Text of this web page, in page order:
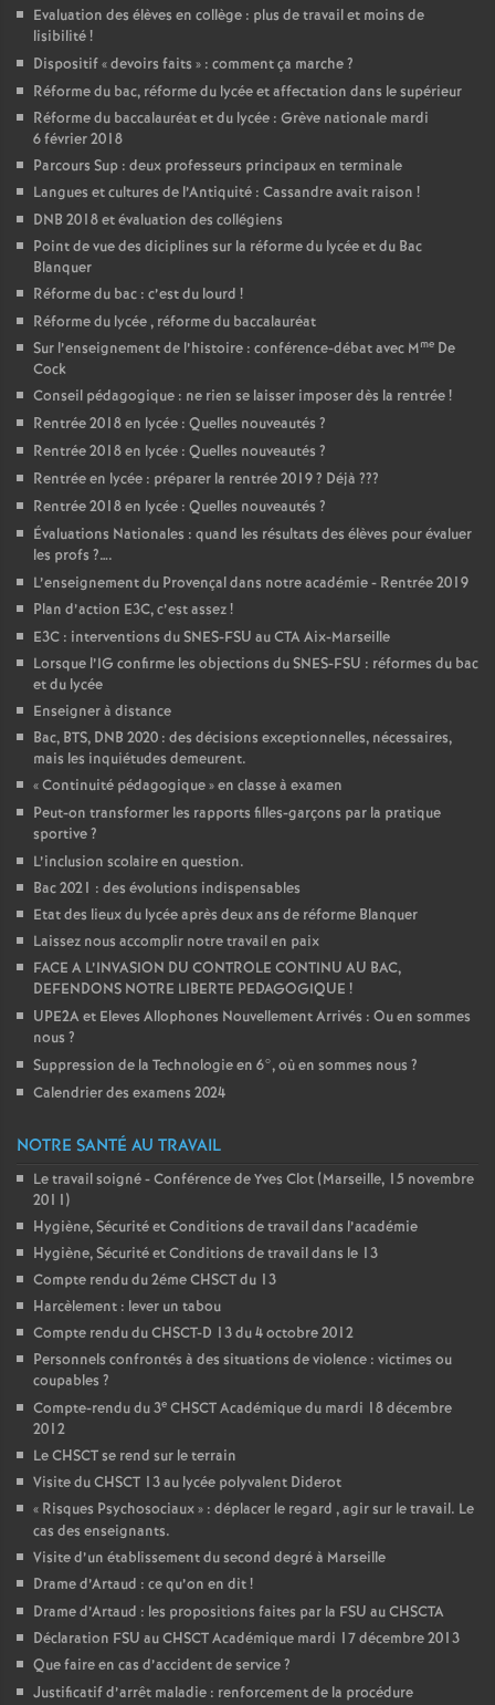
Evaluation des élèves en collège : plus de travail et moins de
lisibilité!
Dispositif «devoirs faits » : comment ça marche?
Réforme du bac, réforme du lycée et affectation dans le supérieur
Réforme du baccalauréat et du lycée : Grève nationale mardi
6 février 2018
Parcours Sup : deux professeurs principaux en terminale
Langues et cultures de l’Antiquité : Cassandre avait raison !
DNB 2018 et évaluation des collégiens
Point de vue des diciplines sur la réforme du lycée et du Bac
Blanquer
Réforme du bac : c’est du lourd !
Réforme du lycée , réforme du baccalauréat
Sur l’enseignement de l’histoire : conférence-débat avec Mme De
Cock
Conseil pédagogique : ne rien se laisser imposer dès la rentrée!
Rentrée 2018 en lycée : Quelles nouveautés ?
Rentrée 2018 en lycée : Quelles nouveautés ?
Rentrée en lycée : préparer la rentrée 2019? Déjà ???
Rentrée 2018 en lycée : Quelles nouveautés ?
Évaluations Nationales : quand les résultats des élèves pour évaluer
les profs ?….
L’enseignement du Provençal dans notre académie - Rentrée 2019
Plan d’action E3C, c’est assez!
E3C : interventions du SNES-FSU au CTA Aix-Marseille
Lorsque l’IG confirme les objections du SNES-FSU : réformes du bac
et du lycée
Enseigner à distance
Bac, BTS, DNB 2020 : des décisions exceptionnelles, nécessaires,
mais les inquiétudes demeurent.
«Continuité pédagogique» en classe à examen
Peut-on transformer les rapports filles-garçons par la pratique
sportive?
L’inclusion scolaire en question.
Bac 2021 : des évolutions indispensables
Etat des lieux du lycée après deux ans de réforme Blanquer
Laissez nous accomplir notre travail en paix
FACE A L’INVASION DU CONTROLE CONTINU AU BAC,
DEFENDONS NOTRE LIBERTE PEDAGOGIQUE !
UPE2A et Eleves Allophones Nouvellement Arrivés : Ou en sommes
nous ?
Suppression de la Technologie en 6°, où en sommes nous ?
Calendrier des examens 2024
NOTRE SANTÉ AU TRAVAIL
Le travail soigné - Conférence de Yves Clot (Marseille, 15 novembre
2011)
Hygiène, Sécurité et Conditions de travail dans l’académie
Hygiène, Sécurité et Conditions de travail dans le 13
Compte rendu du 2éme CHSCT du 13
Harcèlement : lever un tabou
Compte rendu du CHSCT-D 13 du 4 octobre 2012
Personnels confrontés à des situations de violence : victimes ou
coupables ?
Compte-rendu du 3e CHSCT Académique du mardi 18 décembre
2012
Le CHSCT se rend sur le terrain
Visite du CHSCT 13 au lycée polyvalent Diderot
« Risques Psychosociaux» : déplacer le regard , agir sur le travail. Le
cas des enseignants.
Visite d’un établissement du second degré à Marseille
Drame d’Artaud : ce qu’on en dit!
Drame d’Artaud : les propositions faites par la FSU au CHSCTA
Déclaration FSU au CHSCT Académique mardi 17 décembre 2013
Que faire en cas d’accident de service?
Justificatif d’arrêt maladie : renforcement de la procédure